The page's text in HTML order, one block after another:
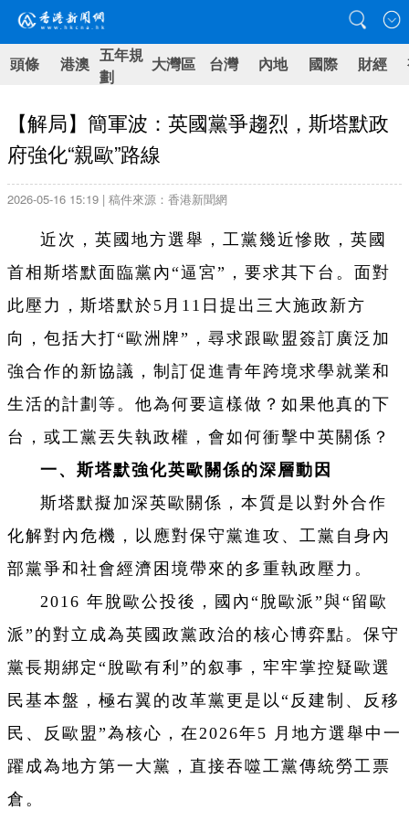
頭條 港澳 五年規
劃
大灣區 台灣 內地 國際 財經
【解局】簡軍波：英國黨爭趨烈，斯塔默政
府強化“親歐”路線
2026-05-16 15:19 | 稿件來源：香港新聞網
近次，英國地方選舉，工黨幾近慘敗，英國
首相斯塔默面臨黨內“逼宮”，要求其下台。面對
此壓力，斯塔默於5月11日提出三大施政新方
向，包括大打“歐洲牌”，尋求跟歐盟簽訂廣泛加
強合作的新協議，制訂促進青年跨境求學就業和
生活的計劃等。他為何要這樣做？如果他真的下
台，或工黨丟失執政權，會如何衝擊中英關係？
一、斯塔默強化英歐關係的深層動因
斯塔默擬加深英歐關係，本質是以對外合作
化解對內危機，以應對保守黨進攻、工黨自身內
部黨爭和社會經濟困境帶來的多重執政壓力。
2016 年脫歐公投後，國內“脫歐派”與“留歐
派”的對立成為英國政黨政治的核心博弈點。保守
黨長期綁定“脫歐有利”的叙事，牢牢掌控疑歐選
民基本盤，極右翼的改革黨更是以“反建制、反移
民、反歐盟”為核心，在2026年5 月地方選舉中一
躍成為地方第一大黨，直接吞噬工黨傳統勞工票
倉。